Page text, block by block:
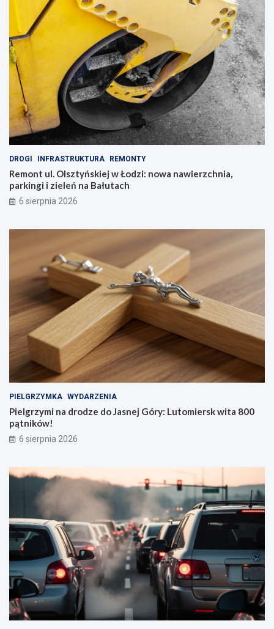
DROGI INFRASTRUKTURA REMONTY
Remont ul. Olsztyńskiej w Łodzi: nowa nawierzchnia,
parkingi i zieleń na Bałutach
6 sierpnia 2026
PIELGRZYMKA WYDARZENIA
Pielgrzymi na drodze do Jasnej Góry: Lutomiersk wita 800
pątników!
6 sierpnia 2026